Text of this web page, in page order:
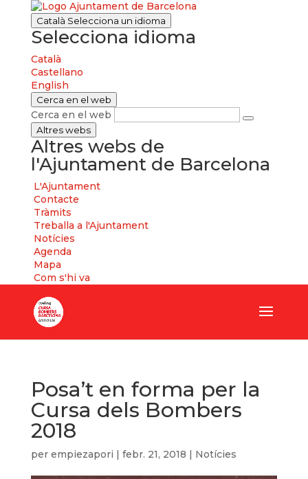
Català Selecciona un idioma
Selecciona idioma
Català
Castellano
English
Cerca en el web
Cerca en el web
Altres webs
Altres webs de
l'Ajuntament de Barcelona
L'Ajuntament
Contacte
Tràmits
Treballa a l'Ajuntament
Notícies
Agenda
Mapa
Com s'hi va
Posa’t en forma per la
Cursa dels Bombers
2018
per empiezapori | febr. 21, 2018 | Notícies